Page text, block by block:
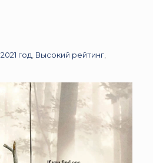
2021 год, Высокий рейтинг,